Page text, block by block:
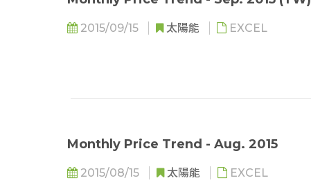
2015/09/15 太陽能 EXCEL
Monthly Price Trend - Aug. 2015
2015/08/15 太陽能 EXCEL